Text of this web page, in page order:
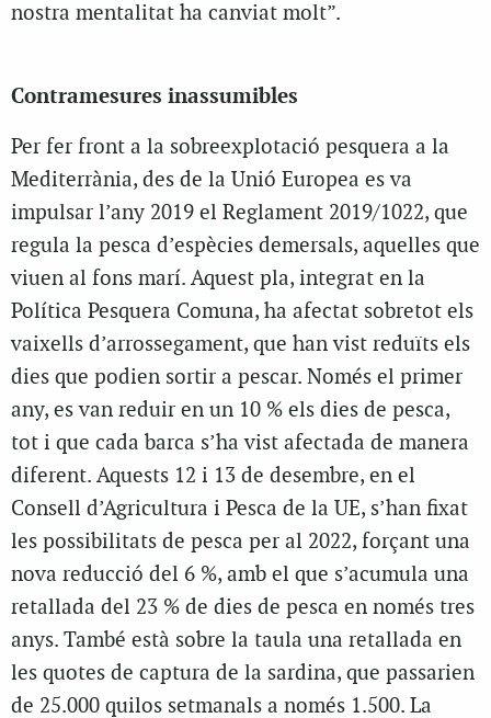
nostra mentalitat ha canviat molt”.
Contramesures inassumibles
Per fer front a la sobreexplotació pesquera a la
Mediterrània, des de la Unió Europea es va
impulsar l’any 2019 el Reglament 2019/1022, que
regula la pesca d’espècies demersals, aquelles que
viuen al fons marí. Aquest pla, integrat en la
Política Pesquera Comuna, ha afectat sobretot els
vaixells d’arrossegament, que han vist reduïts els
dies que podien sortir a pescar. Només el primer
any, es van reduir en un 10 % els dies de pesca,
tot i que cada barca s’ha vist afectada de manera
diferent. Aquests 12 i 13 de desembre, en el
Consell d’Agricultura i Pesca de la UE, s’han fixat
les possibilitats de pesca per al 2022, forçant una
nova reducció del 6 %, amb el que s’acumula una
retallada del 23 % de dies de pesca en només tres
anys. També està sobre la taula una retallada en
les quotes de captura de la sardina, que passarien
de 25.000 quilos setmanals a només 1.500. La